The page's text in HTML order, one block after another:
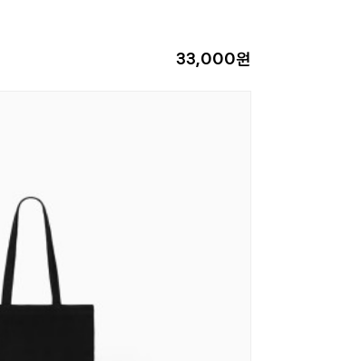
33,000원